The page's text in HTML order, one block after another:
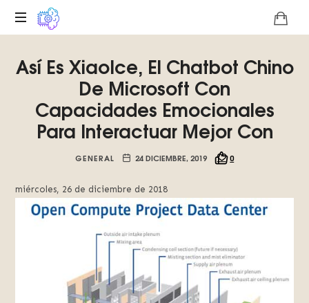
digital
sobre
singularidad
tecnológica
del
Roko,
fomentamos
la
Así Es XiaoIce, El Chatbot Chino
De Microsoft Con
Capacidades Emocionales
Para Interactuar Mejor Con
GENERAL 24 DICIEMBRE, 2019 0
miércoles, 26 de diciembre de 2018